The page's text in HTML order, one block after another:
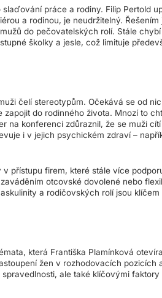
práce a rodiny. Filip Pertold
a rodinou, je neudržitelný.
do pečovatelských rolí. Stále
školky a jesle, což limituje
čelí stereotypům. Očekává se od
zapojit do rodinného života. Mnozí to
na konferenci zdůraznil, že se muži
i v jejich psychickém zdraví –
v přístupu firem, které stále více
otcovské dovolené nebo
a rodičovských rolí jsou
která Františka Plamínková
žen v rozhodovacích pozicích
ale také klíčovými